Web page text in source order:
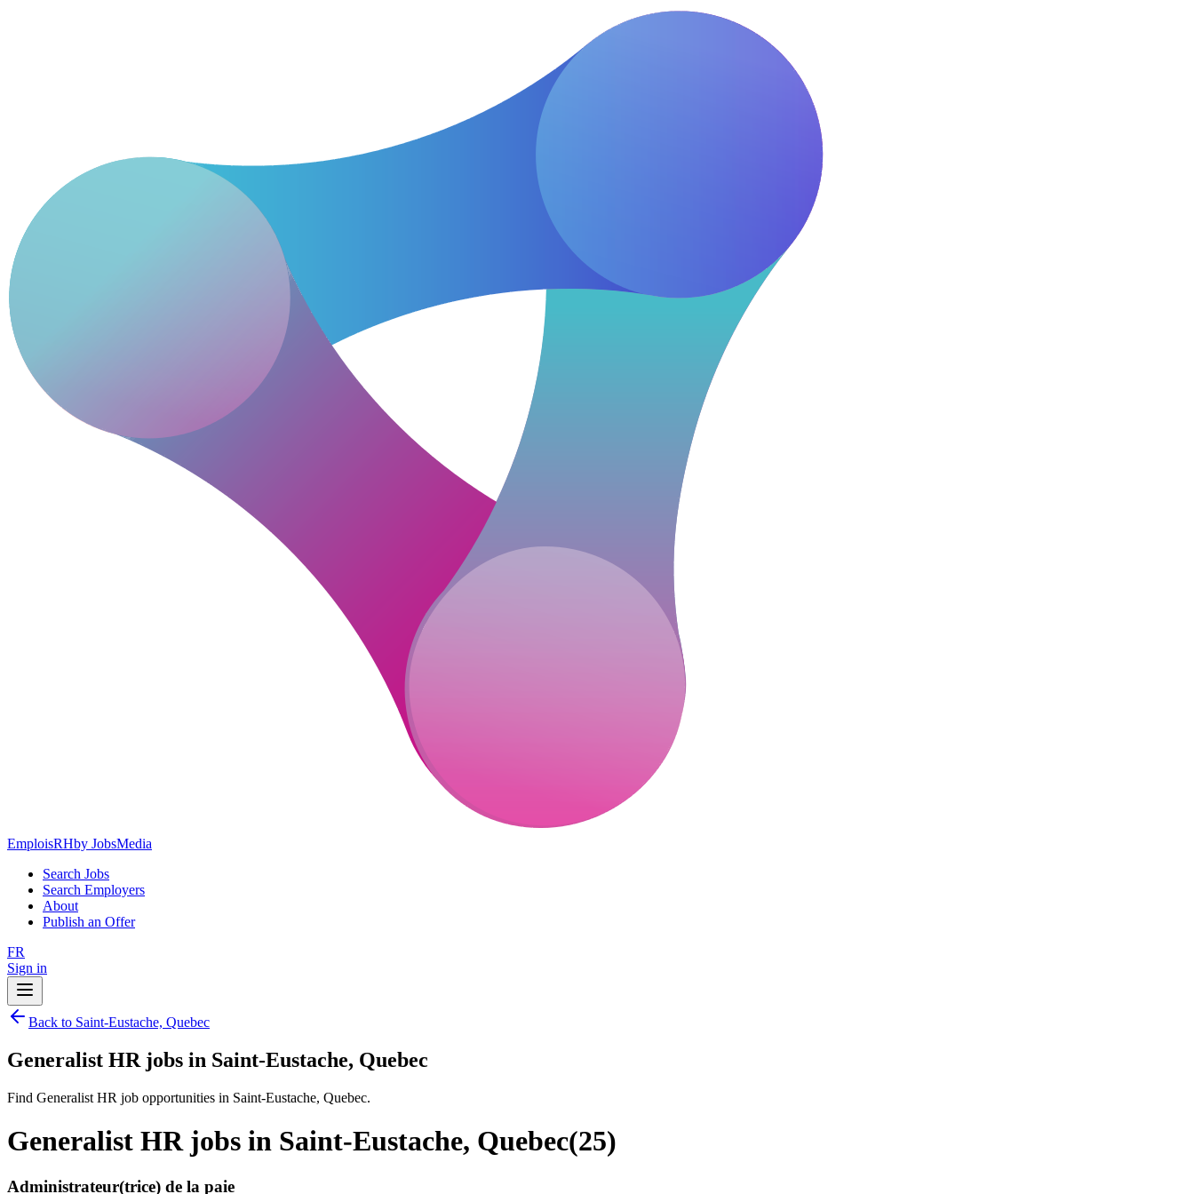
EmploisRHby JobsMedia
Search Jobs
Search Employers
About
Publish an Offer
FR
Sign in
Back to Saint-Eustache, Quebec
Generalist HR jobs in Saint-Eustache, Quebec
Find Generalist HR job opportunities in Saint-Eustache, Quebec.
Generalist HR jobs in Saint-Eustache, Quebec(25)
Administrateur(trice) de la paie